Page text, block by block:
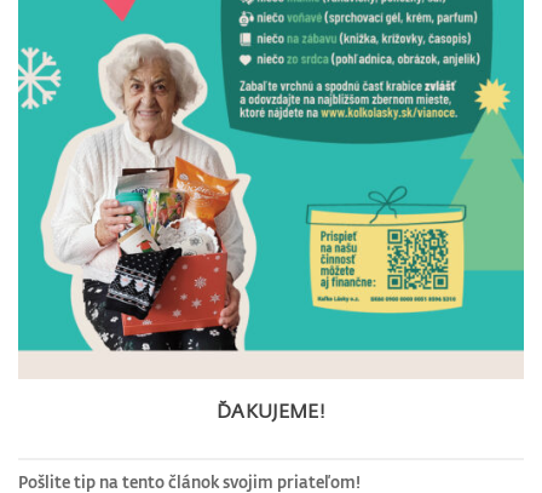
ĎAKUJEME!
Pošlite tip na tento článok svojim priateľom!